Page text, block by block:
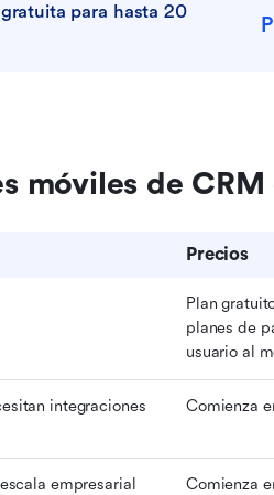
para hasta 20
móviles de
Precios
Plan
planes de
usuario al
integraciones
Comienza
empresarial Comienza